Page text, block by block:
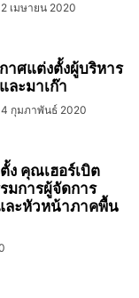
เมษายน 2020
าศแต่งตั้งผู้บริหาร
ละมาเก๊า
กุมภาพันธ์ 2020
ง คุณเฮอร์เบิต
มการผู้จัดการ
ละหัวหน้าภาคพื้น